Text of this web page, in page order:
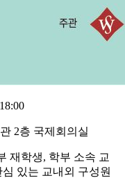
2층 국제회의실
재학생, 학부 소속 교
있는 교내외 구성원